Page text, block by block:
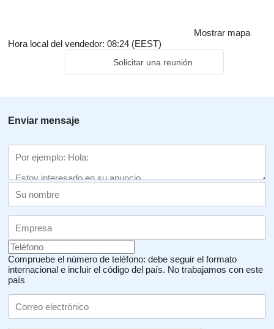
Mostrar mapa
Hora local del vendedor: 08:24 (EEST)
Solicitar una reunión
Enviar mensaje
Compruebe el número de teléfono: debe seguir el formato
internacional e incluir el código del país. No trabajamos con este
país